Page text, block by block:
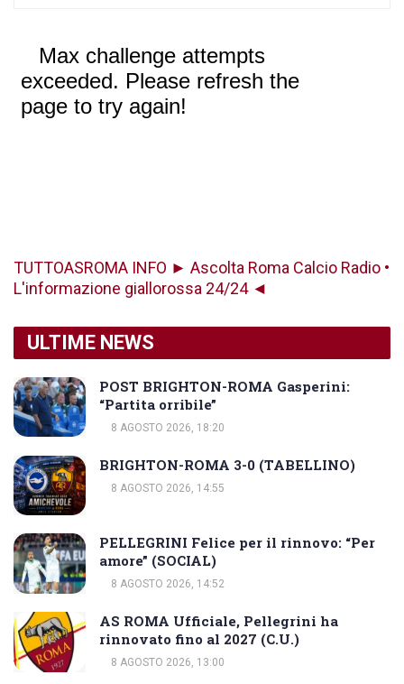
TUTTOASROMA INFO ► Ascolta Roma Calcio Radio •
L'informazione giallorossa 24/24 ◄
ULTIME NEWS
POST BRIGHTON-ROMA Gasperini:
“Partita orribile”
8 AGOSTO 2026, 18:20
BRIGHTON-ROMA 3-0 (TABELLINO)
8 AGOSTO 2026, 14:55
PELLEGRINI Felice per il rinnovo: “Per
amore” (SOCIAL)
8 AGOSTO 2026, 14:52
AS ROMA Ufficiale, Pellegrini ha
rinnovato fino al 2027 (C.U.)
8 AGOSTO 2026, 13:00